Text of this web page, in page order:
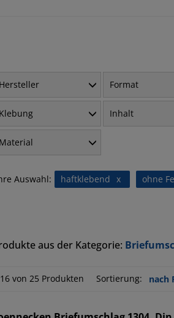
Hersteller Format
Klebung Inhalt
Material
Auswahl: x
haftklebend ohne
aus der Kategorie:
von 25 Produkten Sortierung: